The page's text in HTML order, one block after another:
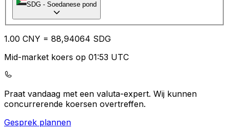
SDG - Soedanese pond
1.00 CNY = 88,94064 SDG
Mid-market koers op 01:53 UTC
Praat vandaag met een valuta-expert. Wij kunnen
concurrerende koersen overtreffen.
Gesprek plannen